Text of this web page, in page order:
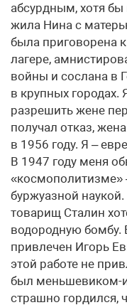
абсурдным, хотя бы
жила Нина с
была приговорена
лагере,
войны и сослана в
в крупных городах.
разрешить жене
получал отказ,
в 1956 году. Я –
В 1947 году меня
«космополитизме»
буржуазной
товарищ Сталин
водородную бомбу.
привлечен Игорь
этой работе не
был меньшевиком-
страшно гордился,